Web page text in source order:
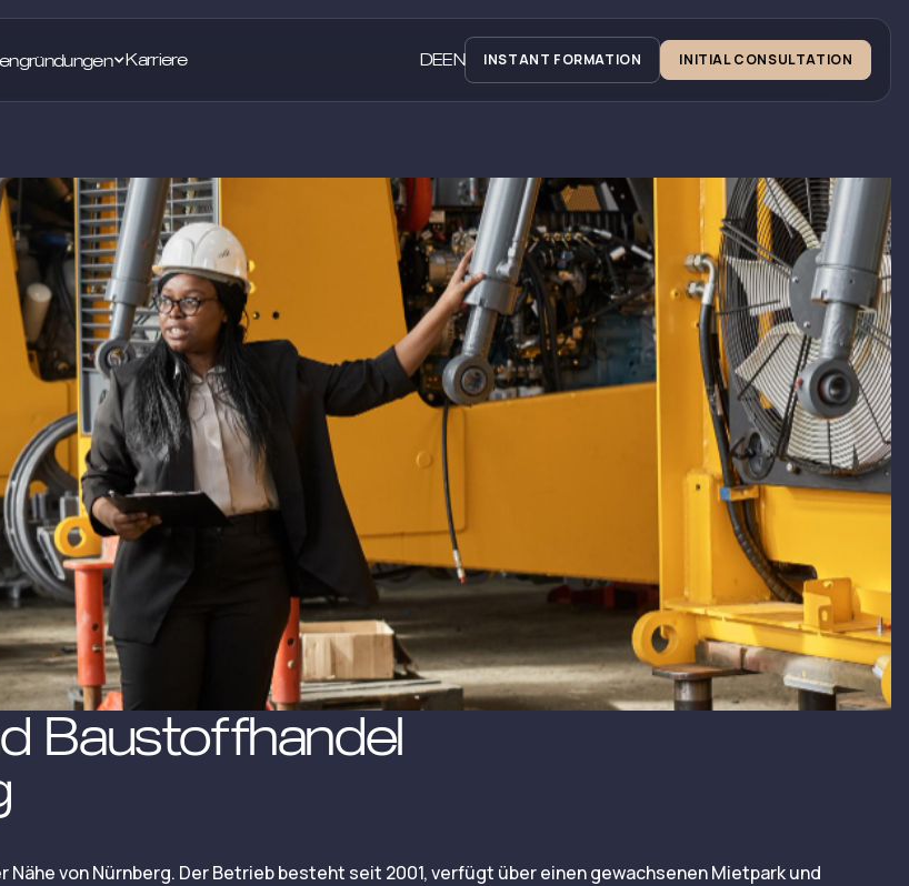
Karriere DEEN INSTANT FORMATION INITIAL CONSULTATION
Baustoffhandel
von Nürnberg. Der Betrieb besteht seit 2001, verfügt über einen gewachsenen Mietpark und